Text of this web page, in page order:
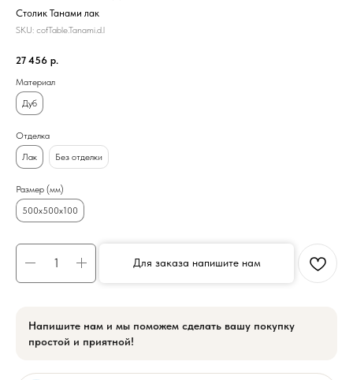
Столик Танами лак
SKU: cofTable.Tanami.d.l
27 456 р.
Материал
Дуб
Отделка
Лак
Без отделки
Размер (мм)
500х500х100
Для заказа напишите нам
Напишите нам и мы поможем сделать вашу покупку
простой и приятной!